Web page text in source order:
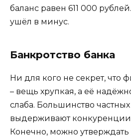
баланс равен 611 000
ушёл в минус.
Банкротство банка
Ни для кого не секрет, что
– вещь хрупкая, а её
слаба. Большинство
выдерживают конкуренции
Конечно, можно утверждать